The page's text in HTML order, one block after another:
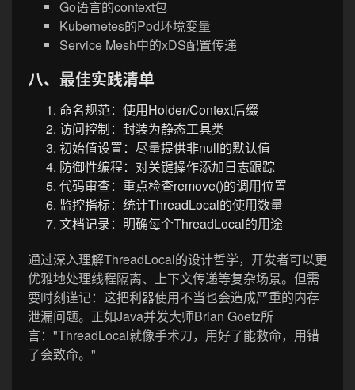
Go语言的context包
Kubernetes的Pod环境变量
Service Mesh中的xDS配置传递
八、最佳实践清单
命名规范：使用Holder/Context后缀
访问控制：封装为静态工具类
初始值设置：尽量提供非null的默认值
防御性编程：对关键操作添加日志跟踪
代码审查：重点检查remove()的调用位置
监控指标：统计ThreadLocal的使用数量
文档记录：明确每个ThreadLocal的用途
通过深入理解ThreadLocal的设计哲学，开发者可以更
优雅地处理线程隔离、上下文传递等复杂场景。但需
要时刻谨记：这把利器使用不当也会造成严重的内存
泄漏问题。正如Java并发大师Brian Goetz所
言："ThreadLocal就像手术刀，用好了能救命，用错
了会致命。"